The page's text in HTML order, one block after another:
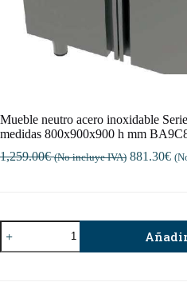
Mueble neutro acero inoxidable
medidas 800x900x900 h mm
1,259.00€ (No incluye IVA) 881.30€
Mueble
neutro
acero